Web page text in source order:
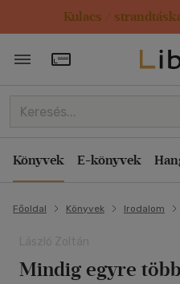
Kulacs /
Törzsvásárlói
Könyvek E-könyvek
Főoldal Könyvek Irodalom
Mindig egyre több